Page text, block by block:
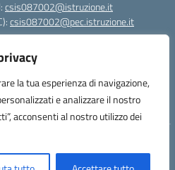
la tua esperienza di navigazione,
e analizzare il nostro
acconsenti al nostro utilizzo dei
csis087002@istruzione.it
csis087002@pec.istruzione.it
(IPA): PNG4CA8K
R8N7JA